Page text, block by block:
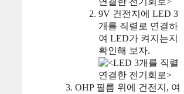
9V 건전지에 LED 3
개를 직렬로 연결하
여 LED가 켜지는지
확인해 보자.
OHP 필름 위에 건전지, 여